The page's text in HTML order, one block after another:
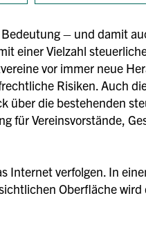
– und damit
einer Vielzahl
vor immer neue
Risiken. Auch
über die bestehenden
für Vereinsvorstände,
Internet verfolgen. In
Oberfläche